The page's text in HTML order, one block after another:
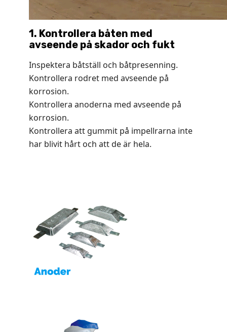
1. Kontrollera båten med
avseende på skador och fukt
Inspektera båtställ och båtpresenning.
Kontrollera rodret med avseende på
korrosion.
Kontrollera anoderna med avseende på
korrosion.
Kontrollera att gummit på impellrarna inte
har blivit hårt och att de är hela.